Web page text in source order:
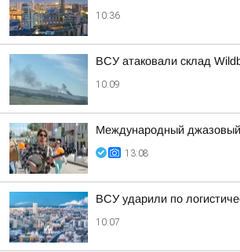
10:36
ВСУ атаковали склад
10:09
Международный
13:08
ВСУ ударили по
10:07